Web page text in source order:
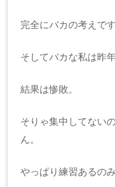
完全にバカの考えです
そしてバカな私は昨
結果は惨敗。
そりゃ集中してない
ん。
やっぱり練習あるの